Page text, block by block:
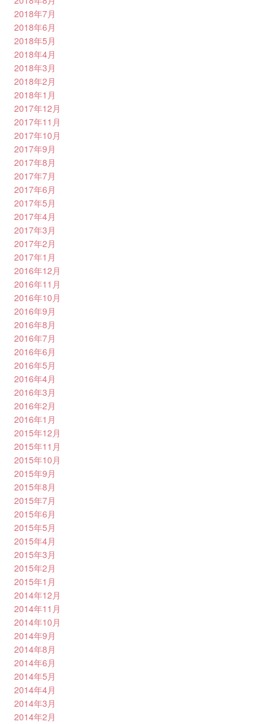
2018年7月
2018年6月
2018年5月
2018年4月
2018年3月
2018年2月
2018年1月
2017年12月
2017年11月
2017年10月
2017年9月
2017年8月
2017年7月
2017年6月
2017年5月
2017年4月
2017年3月
2017年2月
2017年1月
2016年12月
2016年11月
2016年10月
2016年9月
2016年8月
2016年7月
2016年6月
2016年5月
2016年4月
2016年3月
2016年2月
2016年1月
2015年12月
2015年11月
2015年10月
2015年9月
2015年8月
2015年7月
2015年6月
2015年5月
2015年4月
2015年3月
2015年2月
2015年1月
2014年12月
2014年11月
2014年10月
2014年9月
2014年8月
2014年6月
2014年5月
2014年4月
2014年3月
2014年2月